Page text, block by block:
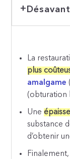
La
plus
amalgame
(obturation
Une
substance
d’obtenir